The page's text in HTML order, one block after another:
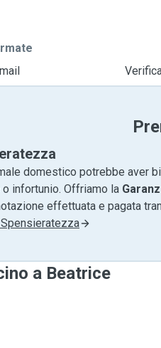
domestico potrebbe aver
infortunio. Offriamo la
effettuata e pagata
a Beatrice